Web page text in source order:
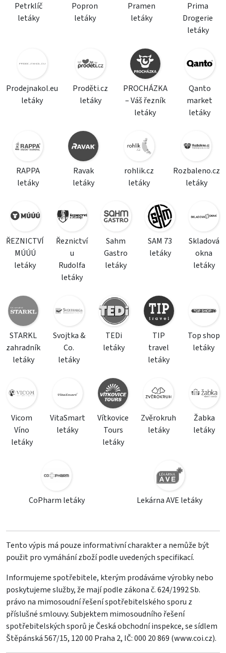
Petrklíč
letáky
Popron
letáky
Pramen
letáky
Prima
Drogerie
letáky
Prodejnakol.eu
letáky
Proděti.cz
letáky
PROCHÁZKA
– Váš řezník
letáky
Qanto
market
letáky
RAPPA
letáky
Ravak
letáky
rohlik.cz
letáky
Rozbaleno.cz
letáky
ŘEZNICTVÍ
MÚÚÚ
letáky
Řeznictví
u
Rudolfa
letáky
Sahm
Gastro
letáky
SAM 73
letáky
Skladová
okna
letáky
STARKL
zahradník
letáky
Svojtka &
Co.
letáky
TEDi
letáky
TIP
travel
letáky
Top shop
letáky
Vicom
Víno
letáky
VitaSmart
letáky
Vítkovice
Tours
letáky
Zvěrokruh
letáky
Žabka
letáky
CoPharm letáky Lekárna AVE letáky
Tento výpis má pouze informativní charakter a nemůže být
použit pro vymáhání zboží podle uvedených specifikací.
Informujeme spotřebitele, kterým prodáváme výrobky nebo
poskytujeme služby, že mají podle zákona č. 624/1992 Sb.
právo na mimosoudní řešení spotřebitelského sporu z
příslušné smlouvy. Subjektem mimosoudního řešení
spotřebitelských sporů je Česká obchodní inspekce, se sídlem
Štěpánská 567/15, 120 00 Praha 2, IČ: 000 20 869 (www.coi.cz).